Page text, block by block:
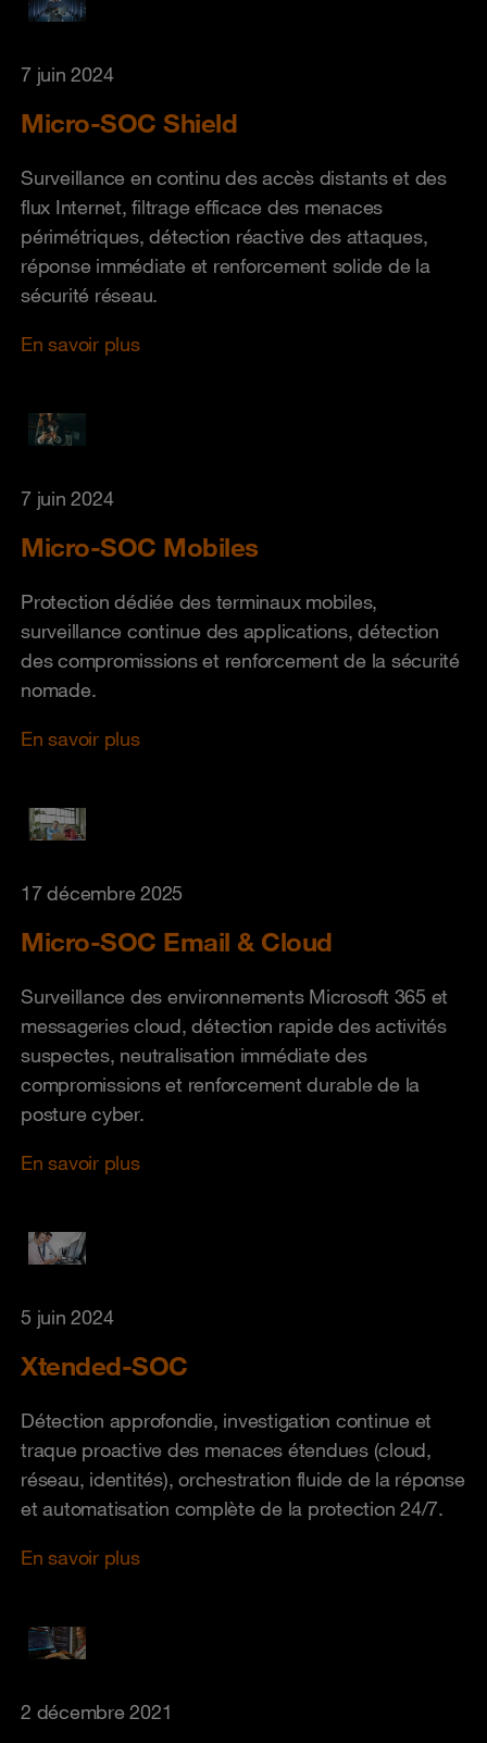
7 juin 2024
Micro-SOC Shield
Surveillance en continu des accès distants et des
flux Internet, filtrage efficace des menaces
périmétriques, détection réactive des attaques,
réponse immédiate et renforcement solide de la
sécurité réseau.
En savoir plus
7 juin 2024
Micro-SOC Mobiles
Protection dédiée des terminaux mobiles,
surveillance continue des applications, détection
des compromissions et renforcement de la sécurité
nomade.
En savoir plus
17 décembre 2025
Micro-SOC Email & Cloud
Surveillance des environnements Microsoft 365 et
messageries cloud, détection rapide des activités
suspectes, neutralisation immédiate des
compromissions et renforcement durable de la
posture cyber.
En savoir plus
5 juin 2024
Xtended-SOC
Détection approfondie, investigation continue et
traque proactive des menaces étendues (cloud,
réseau, identités), orchestration fluide de la réponse
et automatisation complète de la protection 24/7.
En savoir plus
2 décembre 2021